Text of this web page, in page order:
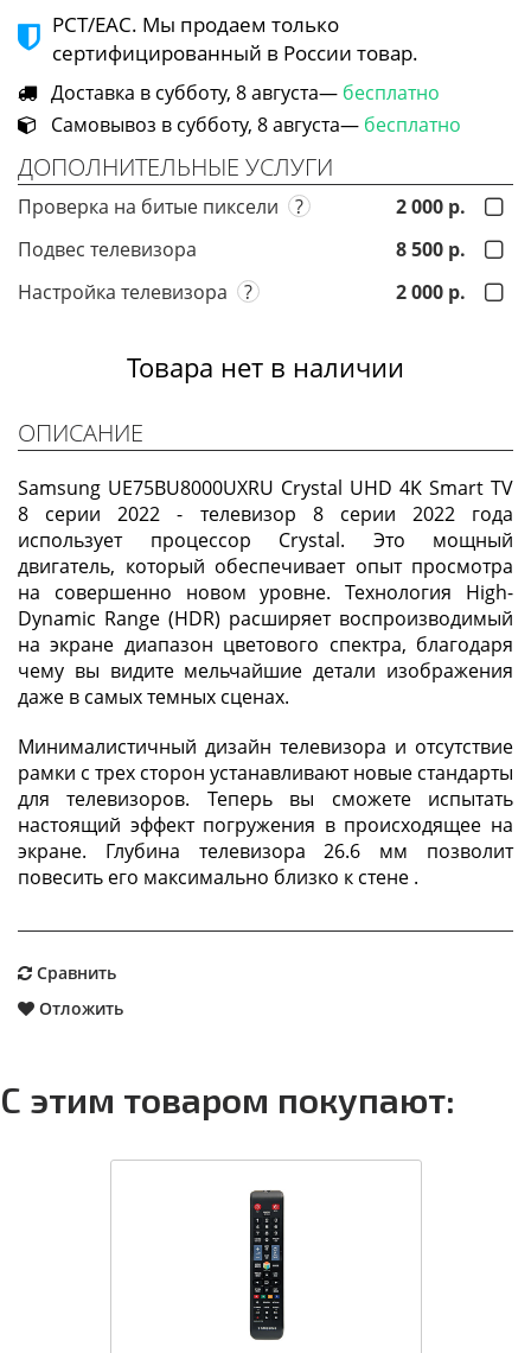
РСТ/ЕАС. Мы продаем только
сертифицированный в России товар.
Доставка в субботу, 8 августа— бесплатно
Самовывоз в субботу, 8 августа— бесплатно
ДОПОЛНИТЕЛЬНЫЕ УСЛУГИ
Проверка на битые пиксели ?
2 000 р.
Подвес телевизора
8 500 р.
Настройка телевизора
? 2 000 р.
Товара нет в наличии
ОПИСАНИЕ
Samsung UE75BU8000UXRU Crystal UHD 4K Smart TV
8 серии 2022 - телевизор 8 серии 2022 года
использует процессор Crystal. Это мощный
двигатель, который обеспечивает опыт просмотра
на совершенно новом уровне. Технология High-
Dynamic Range (HDR) расширяет воспроизводимый
на экране диапазон цветового спектра, благодаря
чему вы видите мельчайшие детали изображения
даже в самых темных сценах.
Минималистичный дизайн телевизора и отсутствие
рамки с трех сторон устанавливают новые стандарты
для телевизоров. Теперь вы сможете испытать
настоящий эффект погружения в происходящее на
экране. Глубина телевизора 26.6 мм позволит
повесить его максимально близко к стене .
Сравнить
Отложить
С этим товаром покупают: